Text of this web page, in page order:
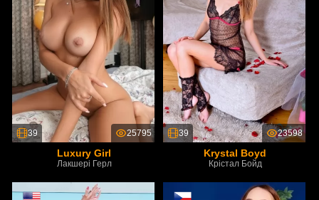
39 25795
Luxury Girl
Лакшері Герл
39 23598
Krystal Boyd
Крістал Бойд